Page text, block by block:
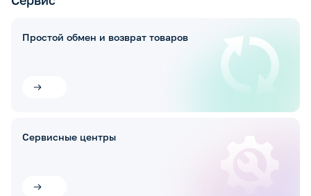
Простой обмен и возврат товаров
Сервисные центры